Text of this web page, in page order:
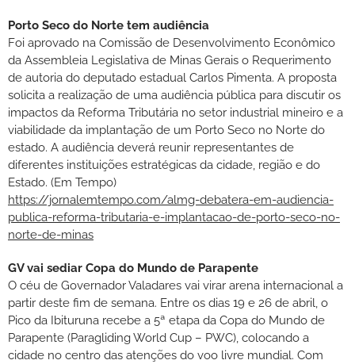
Porto Seco do Norte tem audiência
Foi aprovado na Comissão de Desenvolvimento Econômico
da Assembleia Legislativa de Minas Gerais o Requerimento
de autoria do deputado estadual Carlos Pimenta. A proposta
solicita a realização de uma audiência pública para discutir os
impactos da Reforma Tributária no setor industrial mineiro e a
viabilidade da implantação de um Porto Seco no Norte do
estado. A audiência deverá reunir representantes de
diferentes instituições estratégicas da cidade, região e do
Estado. (Em Tempo)
https://jornalemtempo.com/almg-debatera-em-audiencia-
publica-reforma-tributaria-e-implantacao-de-porto-seco-no-
norte-de-minas
GV vai sediar Copa do Mundo de Parapente
O céu de Governador Valadares vai virar arena internacional a
partir deste fim de semana. Entre os dias 19 e 26 de abril, o
Pico da Ibituruna recebe a 5ª etapa da Copa do Mundo de
Parapente (Paragliding World Cup – PWC), colocando a
cidade no centro das atenções do voo livre mundial. Com